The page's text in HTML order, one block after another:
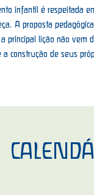
infantil é respeitada
A proposta
principal lição não
construção de seus